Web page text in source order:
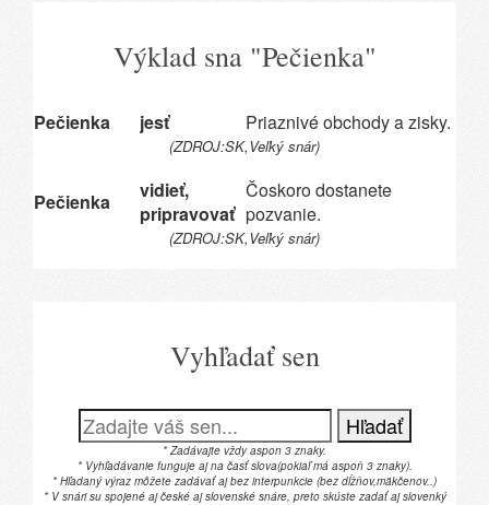
Výklad sna "Pečienka"
Pečienka jesť Priaznivé obchody a zisky.
(ZDROJ:SK,Veľký snár)
Pečienka
vidieť,
pripravovať
Čoskoro dostanete
pozvanie.
(ZDROJ:SK,Veľký snár)
Vyhľadať sen
Hľadať
* Zadávajte vždy aspon 3 znaky.
* Vyhľadávanie funguje aj na časť slova(pokiaľ má aspoň 3 znaky).
* Hľadaný výraz môžete zadávať aj bez interpunkcie (bez dĺžňov,mäkčenov..)
* V snári su spojené aj české aj slovenské snáre, preto skúste zadať aj slovenký